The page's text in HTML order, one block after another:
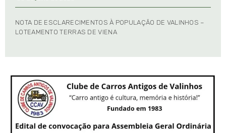
NOTA DE ESCLARECIMENTOS À POPULAÇÃO DE VALINHOS –
LOTEAMENTO TERRAS DE VIENA